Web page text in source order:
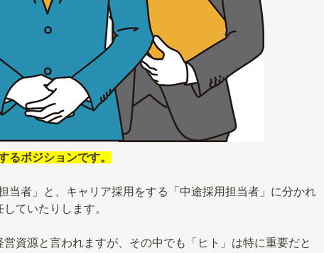
るポジションです。
当者」と、キャリア採用をする「中途採用担当者」に分かれ
ていたりします。
資源と言われますが、その中でも「ヒト」は特に重要だと